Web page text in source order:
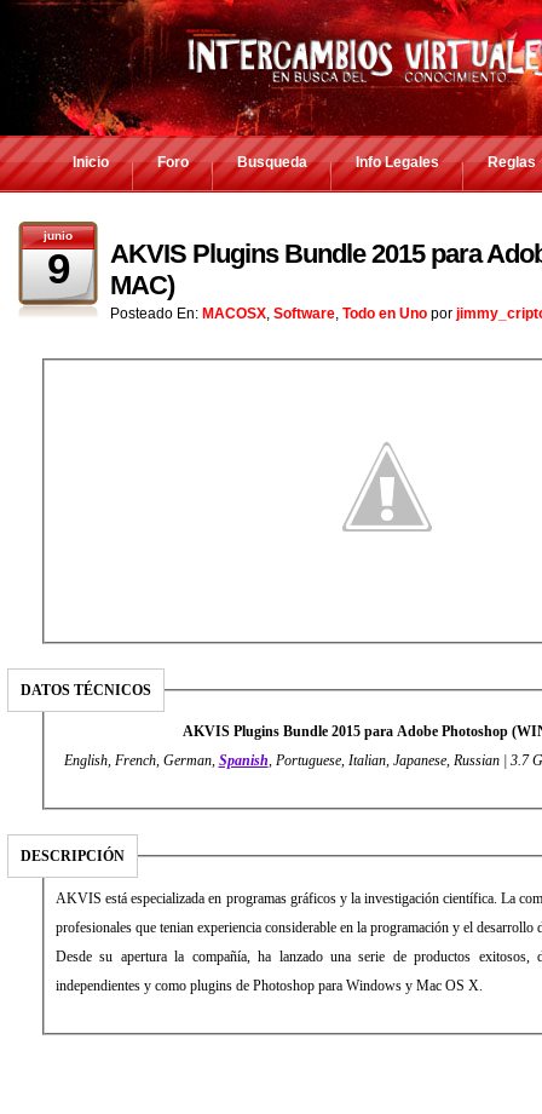
Inicio Foro Busqueda Info Legales Reglas
junio
9
AKVIS Plugins Bundle 2015 para
MAC)
Posteado En: MACOSX, Software, Todo en Uno por
DATOS TÉCNICOS
AKVIS Plugins Bundle 2015 para Adobe Photoshop
English, French, German, Spanish, Portuguese, Italian, Japanese, Russian | 3.7
DESCRIPCIÓN
AKVIS está especializada en programas gráficos y la investigación científica. La
profesionales que tenian experiencia considerable en la programación y el desarrollo
Desde su apertura la compañía, ha lanzado una serie de productos exitosos,
independientes y como plugins de Photoshop para Windows y Mac OS X.